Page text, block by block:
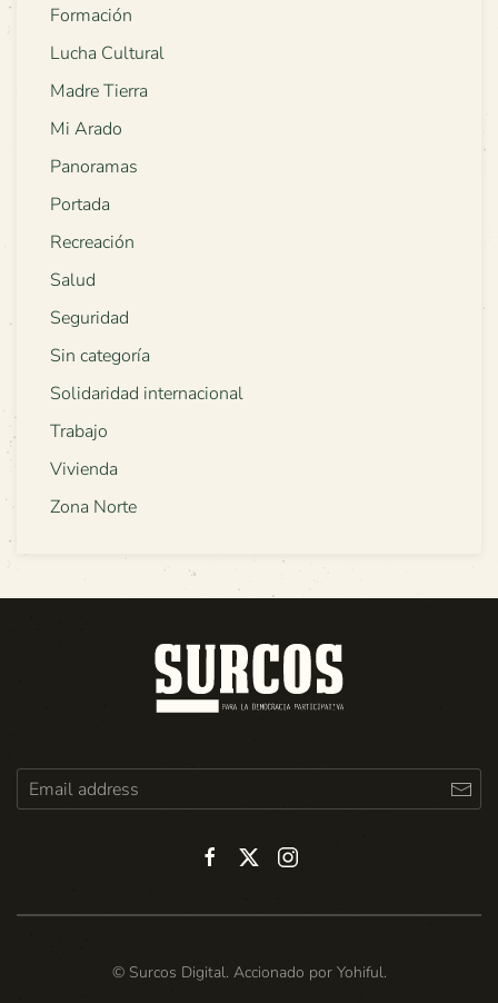
Formación
Lucha Cultural
Madre Tierra
Mi Arado
Panoramas
Portada
Recreación
Salud
Seguridad
Sin categoría
Solidaridad internacional
Trabajo
Vivienda
Zona Norte
© Surcos Digital. Accionado por Yohiful.